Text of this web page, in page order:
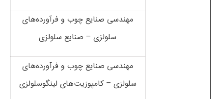
مهندسی صنایع چوب و فرآورده‌های
سلولزی – صنایع سلولزی
مهندسی صنایع چوب و فرآورده‌های
سلولزی – کامپوزیت‌های لینگوسلولزی